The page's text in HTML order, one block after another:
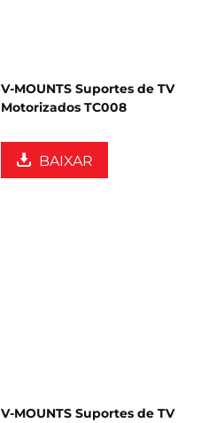
V-MOUNTS Suportes de TV
Motorizados TC008
BAIXAR
V-MOUNTS Suportes de TV